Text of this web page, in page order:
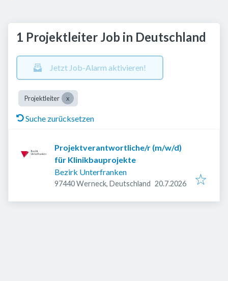
1 Projektleiter Job in Deutschland
Jetzt Job-Alarm aktivieren!
Projektleiter
Suche zurücksetzen
Projektverantwortliche/r (m/w/d)
für Klinikbauprojekte
Bezirk Unterfranken
97440 Werneck, Deutschland Veröffentlicht:
20.7.2026